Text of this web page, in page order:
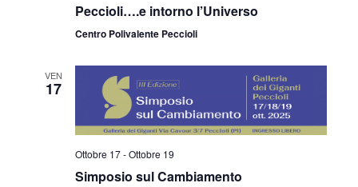
Peccioli….e intorno l’Universo
Centro Polivalente Peccioli
VEN
17
Ottobre 17-Ottobre 19
Simposio sul Cambiamento